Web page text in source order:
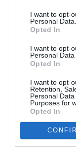
I want to opt-
Personal Data.
Opted In
I want to opt-
Personal Data
Opted In
I want to opt-
Retention,
Personal
Purposes for
Opted In
girl
—
Γυμναστήρια,
έχουν